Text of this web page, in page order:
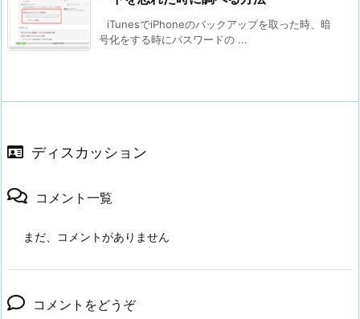
iTunesでiPhoneのバックアップを取った時、暗
号化をする時にパスワードの ...
ディスカッション
コメント一覧
まだ、コメントがありません
コメントをどうぞ